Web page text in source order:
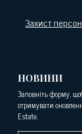
Захист
НОВИНИ
Заповніть форму,
отримувати
Estate.